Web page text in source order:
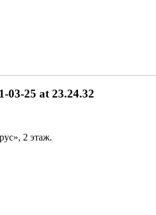
03-25 at 23.24.32
2 этаж.